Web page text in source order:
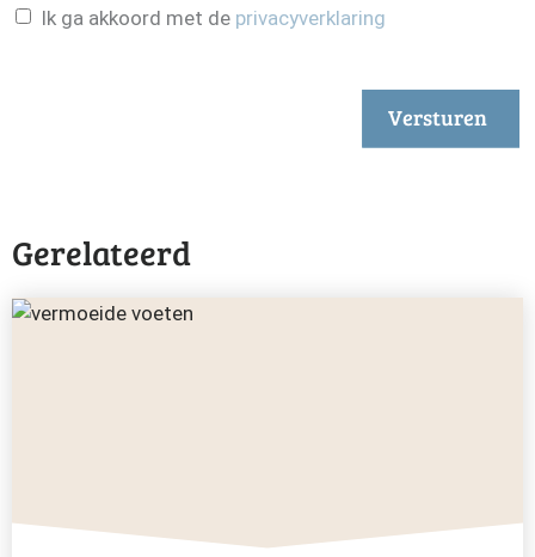
Ik ga akkoord met de privacyverklaring
Versturen
Gerelateerd